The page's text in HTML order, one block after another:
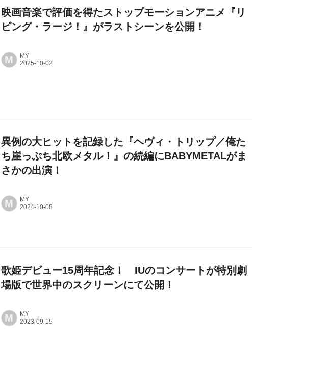
映画音楽で評価を得たストップモーションアニメ『リ
ビング・ラージ！』がラストシーンを公開！
M MY
異例の大ヒットを記録した『ヘヴィ・トリップ／俺た
ち崖っぷち北欧メタル！』の続編にBABYMETALがま
さかの出演！
M MY
歌姫デビュー15周年記念！ IUのコンサートが特別劇
場版で世界中のスクリーンにて公開！
M MY